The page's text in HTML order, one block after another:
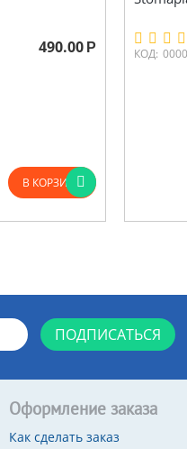
490.00 Р
В КОРЗИНУ
КОД:
ПОДПИСАТЬСЯ
Оформление заказа
Как сделать заказ